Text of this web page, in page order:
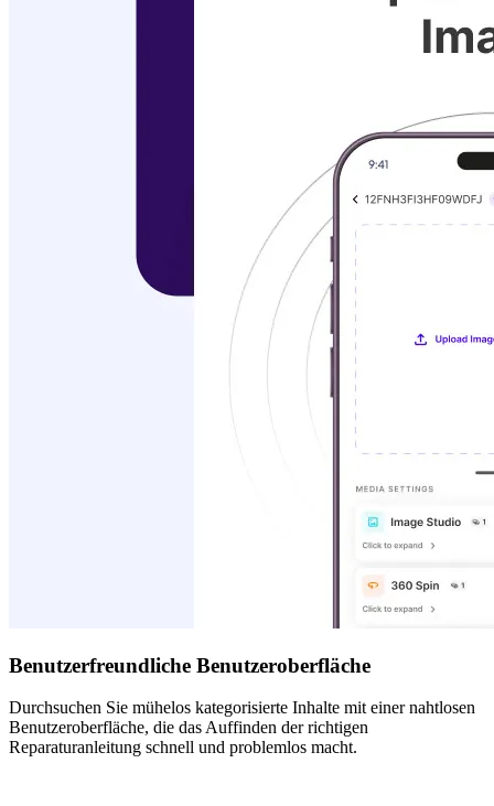
Benutzerfreundliche Benutzeroberfläche
Durchsuchen Sie mühelos kategorisierte Inhalte mit einer nahtlosen
Benutzeroberfläche, die das Auffinden der richtigen
Reparaturanleitung schnell und problemlos macht.